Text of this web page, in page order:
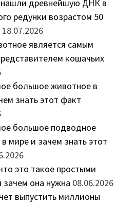
древнейшую ДНК в
редунки возрастом 50
18.07.2026
является самым
кошачьих
большое животное в
знать этот факт
большое подводное
мире и зачем знать этот
это такое простыми
зачем она нужна 08.06.2026
выпустить миллионы